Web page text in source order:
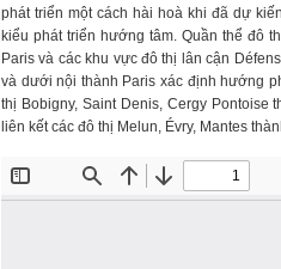
phát triển một cách hài hoà khi đã dự
kiểu phát triển hướng tâm. Quần thể đô
Paris và các khu vực đô thị lân cận
và dưới nội thành Paris xác định hướng
thị Bobigny, Saint Denis, Cergy Pontoise
liên kết các đô thị Melun, Évry, Mantes